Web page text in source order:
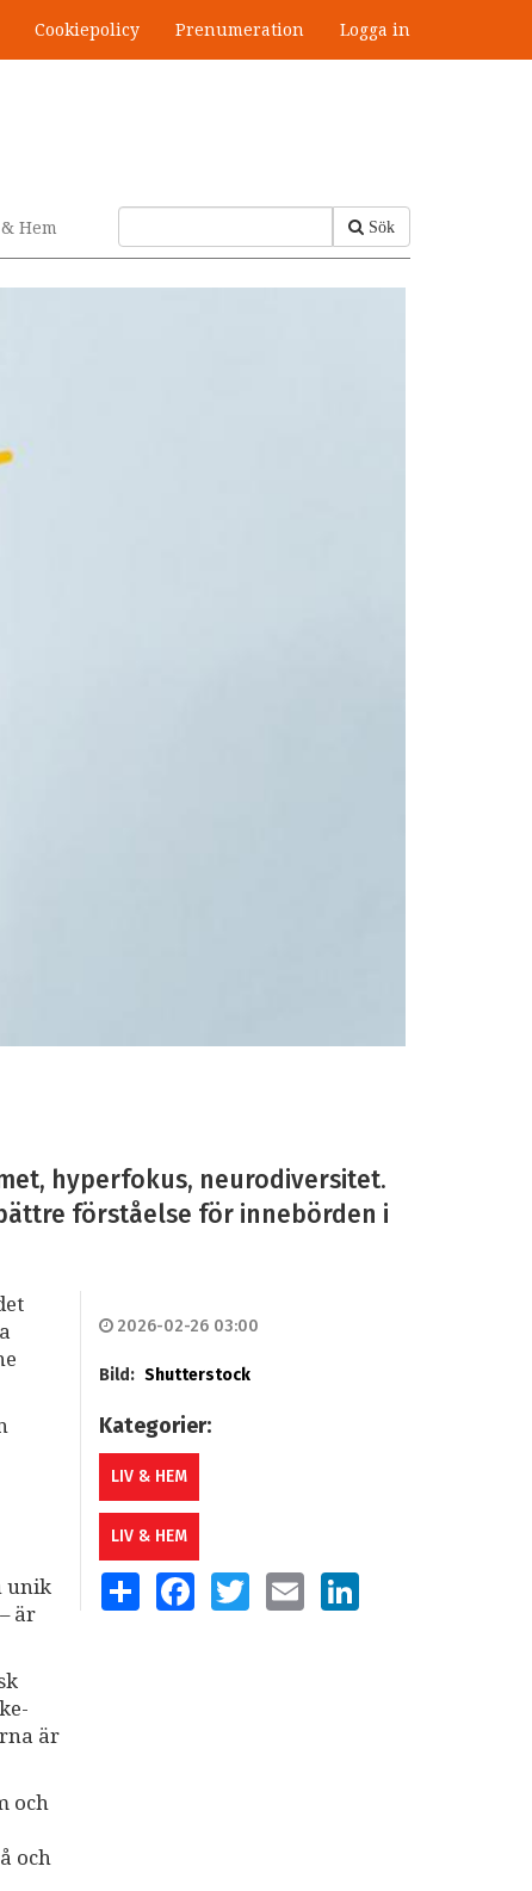
Cookiepolicy Prenumeration Logga in
Sök
Hem
hyperfokus, neurodiversitet.
förståelse för innebörden i
unik
är
är
och
och
2026-02-26 03:00
Bild: Shutterstock
Kategorier:
LIV & HEM
LIV & HEM
SHARE FACEBOOKTWITTEREMAIL LINKEDIN